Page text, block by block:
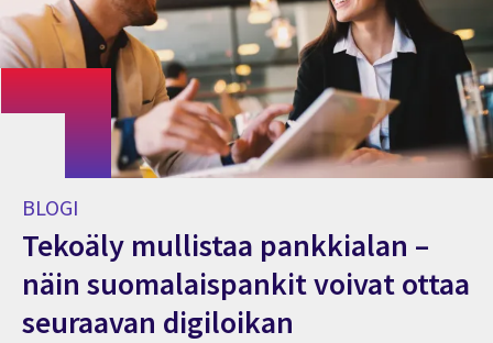
BLOGI
Tekoäly mullistaa pankkialan –
näin suomalaispankit voivat ottaa
seuraavan digiloikan